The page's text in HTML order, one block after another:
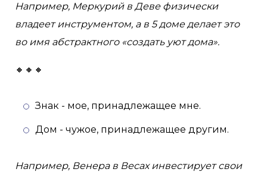
Например, Меркурий в Деве физически
владеет инструментом, а в 5 доме делает это
во имя абстрактного «создать уют дома».
🔸🔸🔸
Знак - мое, принадлежащее мне.
Дом - чужое, принадлежащее другим.
Например, Венера в Весах инвестирует свои